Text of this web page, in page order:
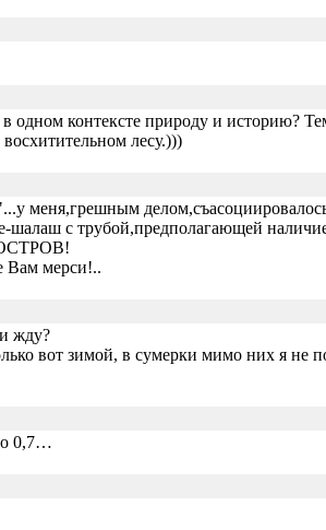
одном контексте природу и историю?
лесу.)))
меня,грешным
шалаш с трубой,предполагающей
ОСТРОВ!
Вам мерси!..
жду?
вот зимой, в сумерки мимо них я
0,7…